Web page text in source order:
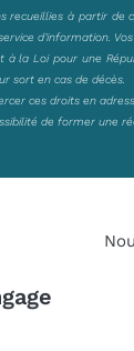
recueillies à partir de
d’information.
à la Loi pour une
sort en cas de décès.
ces droits en
de former une